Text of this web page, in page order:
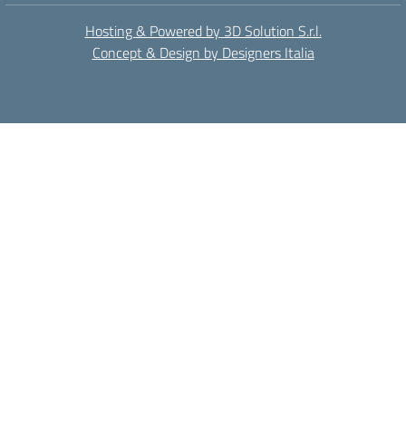
Hosting & Powered by 3D Solution S.r.l.
Concept & Design by Designers Italia